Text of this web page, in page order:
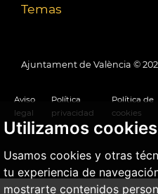
Utilizamos cookies
Usamos cookies y otras
tu experiencia de
mostrarte contenidos
Temas
Ajuntament de València ©
Aviso
legal
Política
privacidad
Política de
cookies